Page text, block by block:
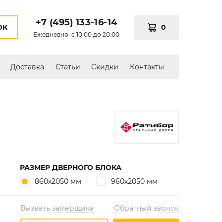
+7 (495) 133-16-14
Ежедневно: с 10:00 до 20:00
0
Доставка Статьи Скидки Контакты
РАЗМЕР ДВЕРНОГО БЛОКА
860х2050 мм
960х2050 мм
Вызвать замерщика Обратный звонок